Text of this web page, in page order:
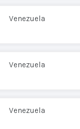
Venezuela
Venezuela
Venezuela